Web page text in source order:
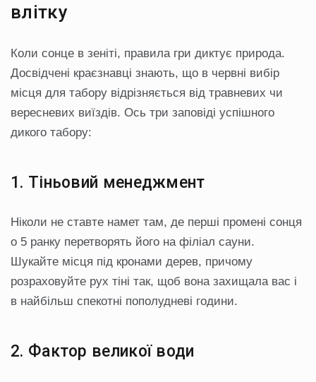
влітку
Коли сонце в зеніті, правила гри диктує природа.
Досвідчені краєзнавці знають, що в червні вибір
місця для табору відрізняється від травневих чи
вересневих виїздів. Ось три заповіді успішного
дикого табору:
1. Тіньовий менеджмент
Ніколи не ставте намет там, де перші промені сонця
о 5 ранку перетворять його на філіал сауни.
Шукайте місця під кронами дерев, причому
розраховуйте рух тіні так, щоб вона захищала вас і
в найбільш спекотні пополудневі години.
2. Фактор великої води